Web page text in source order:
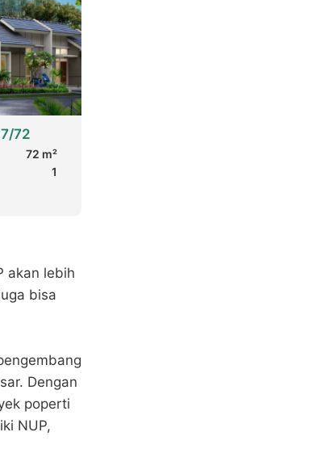
72
72 m²
1
akan lebih
bisa
Dengan
poperti
NUP,